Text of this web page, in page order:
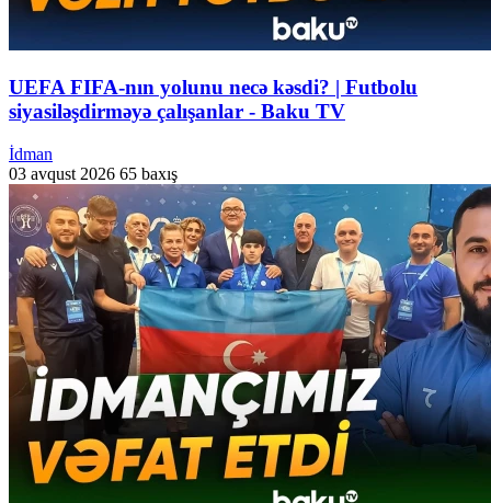
UEFA FIFA-nın yolunu necə kəsdi? | Futbolu
siyasiləşdirməyə çalışanlar - Baku TV
İdman
03 avqust 2026 65 baxış